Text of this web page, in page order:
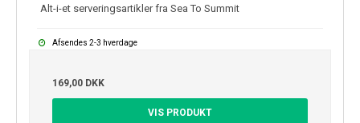
Alt-i-et serveringsartikler fra Sea To Summit
Afsendes 2-3 hverdage
169,00 DKK
VIS PRODUKT